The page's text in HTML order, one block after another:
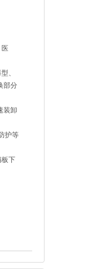
医
、
部分
装卸
护等
下